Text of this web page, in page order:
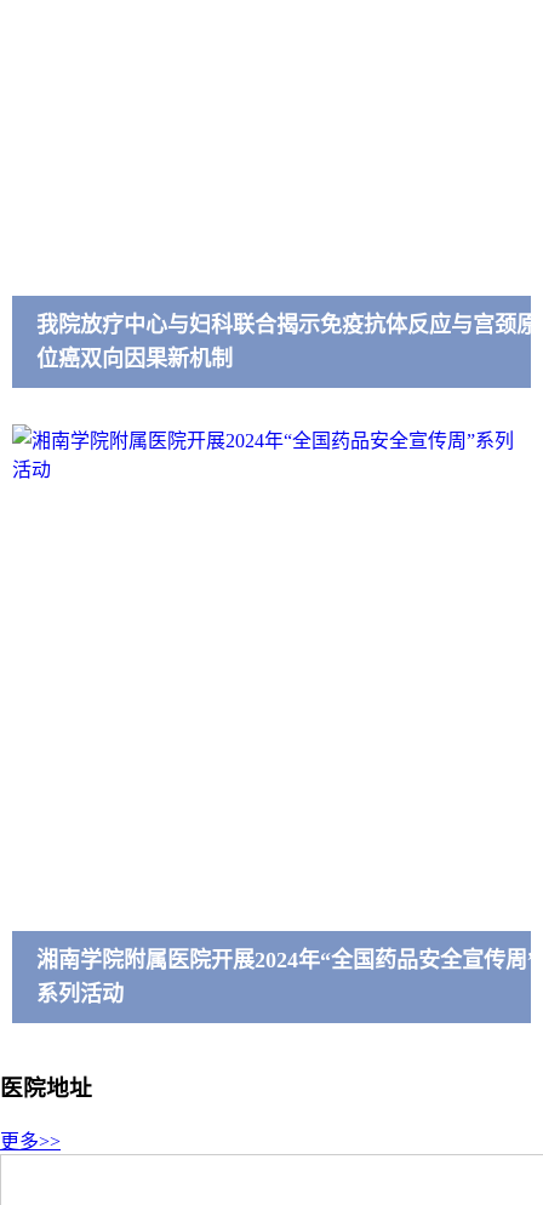
我院放疗中心与妇科联合揭示免疫抗体反应与宫颈原
位癌双向因果新机制
湘南学院附属医院开展2024年“全国药品安全宣传周”
系列活动
医院地址
更多>>